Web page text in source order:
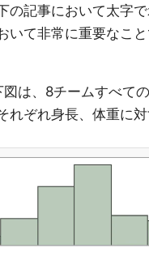
の記事において太字
いて非常に重要なこ
は、8チームすべて
れぞれ身長、体重に